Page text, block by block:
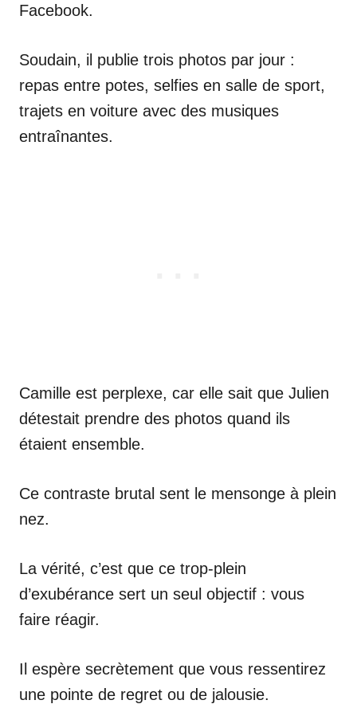
Facebook.
Soudain, il publie trois photos par jour :
repas entre potes, selfies en salle de sport,
trajets en voiture avec des musiques
entraînantes.
Camille est perplexe, car elle sait que Julien
détestait prendre des photos quand ils
étaient ensemble.
Ce contraste brutal sent le mensonge à plein
nez.
La vérité, c’est que ce trop-plein
d’exubérance sert un seul objectif : vous
faire réagir.
Il espère secrètement que vous ressentirez
une pointe de regret ou de jalousie.